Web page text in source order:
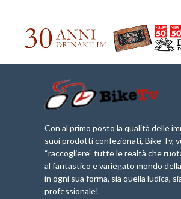
Con al primo posto la qualità delle
suoi prodotti confezionati, Bike Tv,
“raccogliere” tutte le realtà che
al fantastico e variegato mondo
in ogni sua forma, sia quella ludica,
professionale!